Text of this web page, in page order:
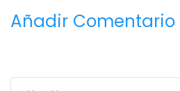
Añadir Comentario